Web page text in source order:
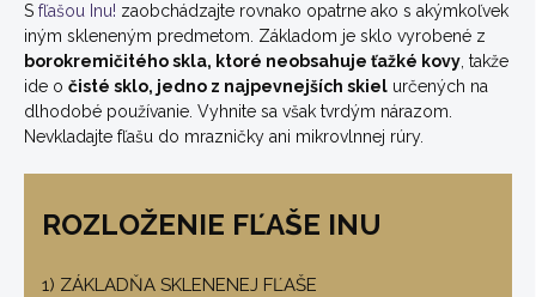
S fľašou Inu! zaobchádzajte rovnako opatrne ako s akýmkoľvek
iným skleneným predmetom. Základom je sklo vyrobené z
borokremičitého skla, ktoré neobsahuje ťažké kovy , takže
ide o čisté sklo, jedno z najpevnejších skiel určených na
dlhodobé používanie. Vyhnite sa však tvrdým nárazom.
Nevkladajte fľašu do mrazničky ani mikrovlnnej rúry.
ROZLOŽENIE FĽAŠE INU
1) ZÁKLADŇA SKLENENEJ FĽAŠE